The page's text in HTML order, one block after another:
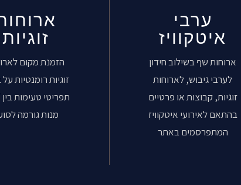
ערבי
איטקוויז
ארוחות שף בשילוב חידון
לערבי גיבוש, לארוחות
זוגיות, קבוצות או פרטיים
בהתאם לאירועי איטקוויז
המתפרסמים באתר
זוגיות
הזמנת מקום
זוגיות רומנטיות
מנות גורמה